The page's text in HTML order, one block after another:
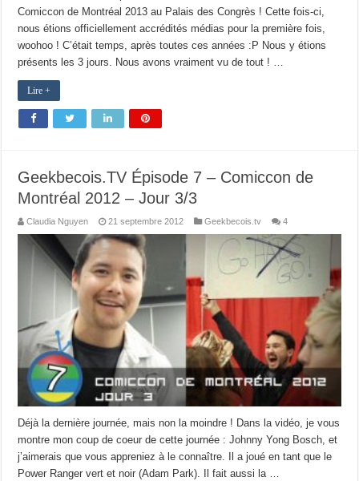
Comiccon de Montréal 2013 au Palais des Congrès ! Cette fois-ci,
nous étions officiellement accrédités médias pour la première fois,
woohoo ! C’était temps, après toutes ces années :P Nous y étions
présents les 3 jours. Nous avons vraiment vu de tout ! …
Lire +
Geekbecois.TV Épisode 7 – Comiccon de
Montréal 2012 – Jour 3/3
Claudia Nguyen 21 septembre 2012 Geekbecois.tv 4
Déjà la dernière journée, mais non la moindre ! Dans la vidéo, je vous
montre mon coup de coeur de cette journée : Johnny Yong Bosch, et
j’aimerais que vous appreniez à le connaître. Il a joué en tant que le
Power Ranger vert et noir (Adam Park). Il fait aussi la …